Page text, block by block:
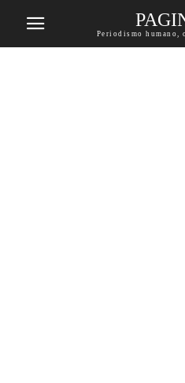
Periodismo humano,